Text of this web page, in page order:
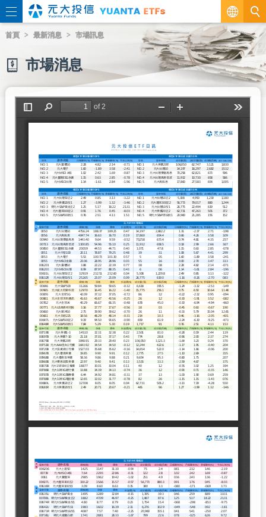
繁
EN
首頁 最新消息 市場訊息
市場消息